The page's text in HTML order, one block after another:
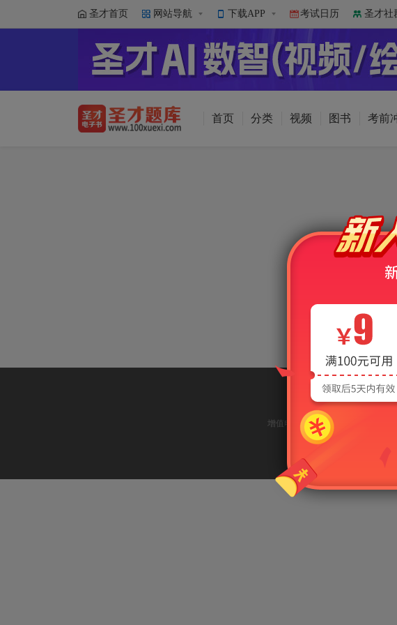
圣才首页 网站导航 下载APP 考试日历 圣才社
首页 分类 视频 图书 考前
Copyright
全国热线：400-
增值电信业务经营许可证
出版
京ICP备09054306号